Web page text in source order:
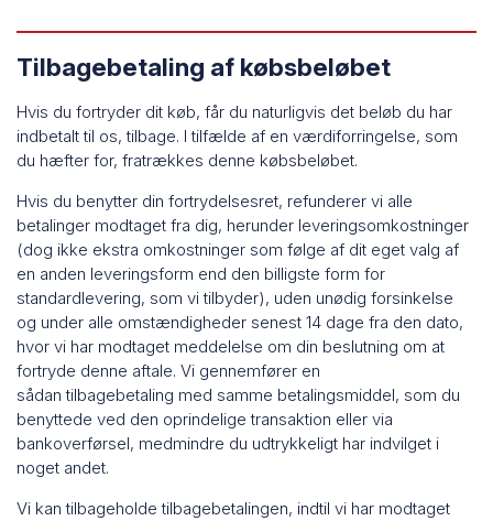
Tilbagebetaling af købsbeløbet
Hvis du fortryder dit køb, får du naturligvis det beløb du har
indbetalt til os, tilbage. I tilfælde af en værdiforringelse, som
du hæfter for, fratrækkes denne købsbeløbet.
Hvis du benytter din fortrydelsesret, refunderer vi alle
betalinger modtaget fra dig, herunder leveringsomkostninger
(dog ikke ekstra omkostninger som følge af dit eget valg af
en anden leveringsform end den billigste form for
standardlevering, som vi tilbyder), uden unødig forsinkelse
og under alle omstændigheder senest 14 dage fra den dato,
hvor vi har modtaget meddelelse om din beslutning om at
fortryde denne aftale. Vi gennemfører en
sådan tilbagebetaling med samme betalingsmiddel, som du
benyttede ved den oprindelige transaktion eller via
bankoverførsel, medmindre du udtrykkeligt har indvilget i
noget andet.
Vi kan tilbageholde tilbagebetalingen, indtil vi har modtaget